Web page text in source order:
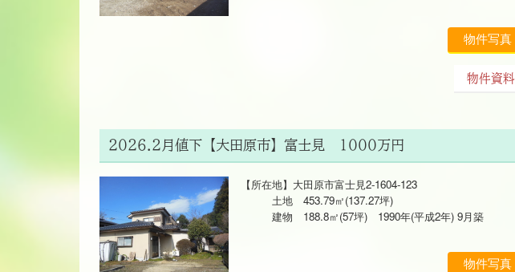
物件写真
物件資料
2026.2月値下【大田原市】富士見 1000万円
【所在地】大田原市富士見2-1604-123
土地 453.79㎡(137.27坪)
建物 188.8㎡(57坪) 1990年(平成2年) 9月築
物件写真